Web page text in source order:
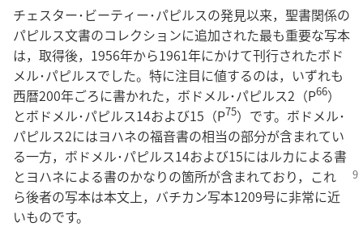
チェスター･ビーティー･パピルスの発見以来，聖書関係の
パピルス文書のコレクションに追加された最も重要な写本
は，取得後，1956年から1961年にかけて刊行されたボド
メル･パピルスでした。特に注目に値するのは，いずれも
西暦200年ごろに書かれた，ボドメル･パピルス2（P66）
とボドメル･パピルス14および15（P75）です。ボドメル･
パピルス2にはヨハネの福音書の相当の部分が含まれてい
る一方，ボドメル･パピルス14および15にはルカによる書
とヨハネによる書のかなりの箇所が含まれており，これ
ら後者の写本は本文上，バチカン写本1209号に非常に近
いものです。